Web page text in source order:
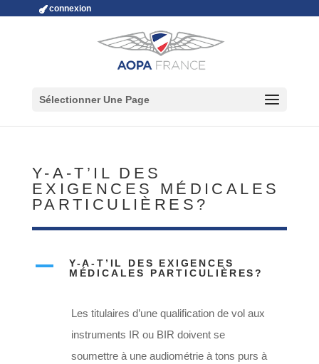
connexion
Sélectionner Une Page
Y-A-T’IL DES
EXIGENCES MÉDICALES
PARTICULIÈRES?
A
Y-A-T’IL DES EXIGENCES
MÉDICALES PARTICULIÈRES?
Les titulaires d’une qualification de vol aux
instruments IR ou BIR doivent se
soumettre à une audiométrie à tons purs à